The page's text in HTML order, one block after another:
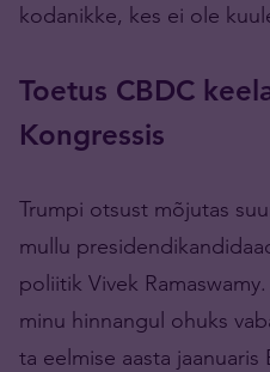
kodanikke, kes ei ole
Toetus CBDC
Kongressis
Trumpi otsust mõjutas
mullu
poliitik Vivek
minu hinnangul ohuks
ta eelmise aasta